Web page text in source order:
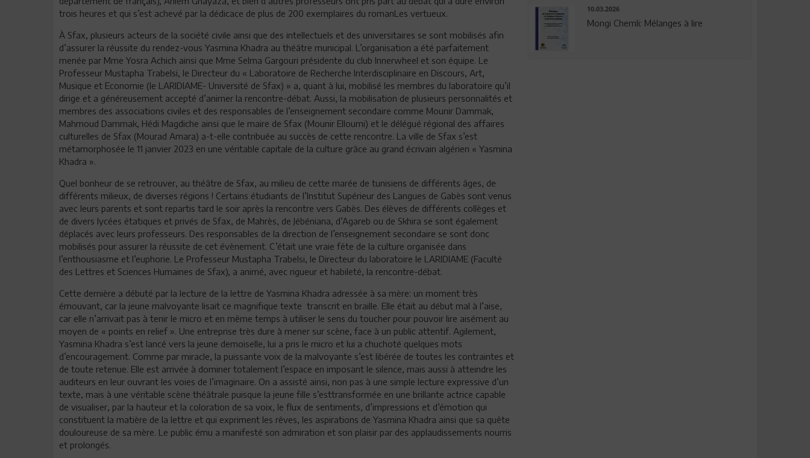
trois heures et qui s’est achevé par la dédicace de plus de 200 exemplaires du romanLes vertueux.
À Sfax, plusieurs acteurs de la société civile ainsi que des intellectuels et des universitaires se sont mobilisés afin
d’assurer la réussite du rendez-vous Yasmina Khadra au théâtre municipal. L’organisation a été parfaitement
menée par Mme Yosra Achich ainsi que Mme Selma Gargouri présidente du club Innerwheel et son équipe. Le
Professeur Mustapha Trabelsi, le Directeur du « Laboratoire de Recherche Interdisciplinaire en Discours, Art,
Musique et Economie (le LARIDIAME- Université de Sfax) » a, quant à lui, mobilisé les membres du laboratoire qu’il
dirige et a généreusement accepté d’animer la rencontre-débat. Aussi, la mobilisation de plusieurs personnalités et
membres des associations civiles et des responsables de l’enseignement secondaire comme Mounir Dammak,
Mahmoud Dammak, Hédi Magdiche ainsi que le maire de Sfax (Mounir Elloumi) et le délégué régional des affaires
culturelles de Sfax (Mourad Amara) a-t-elle contribuée au succès de cette rencontre. La ville de Sfax s’est
métamorphosée le 11 janvier 2023 en une véritable capitale de la culture grâce au grand écrivain algérien « Yasmina
Khadra ».
Quel bonheur de se retrouver, au théâtre de Sfax, au milieu de cette marée de tunisiens de différents âges, de
différents milieux, de diverses régions ! Certains étudiants de l’Institut Supérieur des Langues de Gabès sont venus
avec leurs parents et sont repartis tard le soir après la rencontre vers Gabès. Des élèves de différents collèges et
de divers lycées étatiques et privés de Sfax, de Mahrès, de Jébéniana, d’Agareb ou de Skhira se sont également
déplacés avec leurs professeurs. Des responsables de la direction de l’enseignement secondaire se sont donc
mobilisés pour assurer la réussite de cet évènement. C’était une vraie fête de la culture organisée dans
l’enthousiasme et l’euphorie. Le Professeur Mustapha Trabelsi, le Directeur du laboratoire le LARIDIAME (Faculté
des Lettres et Sciences Humaines de Sfax), a animé, avec rigueur et habileté, la rencontre-débat.
Cette dernière a débuté par la lecture de la lettre de Yasmina Khadra adressée à sa mère: un moment très
émouvant, car la jeune malvoyante lisait ce magnifique texte transcrit en braille. Elle était au début mal à l’aise,
car elle n’arrivait pas à tenir le micro et en même temps à utiliser le sens du toucher pour pouvoir lire aisément au
moyen de « points en relief ». Une entreprise très dure à mener sur scène, face à un public attentif. Agilement,
Yasmina Khadra s’est lancé vers la jeune demoiselle, lui a pris le micro et lui a chuchoté quelques mots
d’encouragement. Comme par miracle, la puissante voix de la malvoyante s’est libérée de toutes les contraintes et
de toute retenue. Elle est arrivée à dominer totalement l’espace en imposant le silence, mais aussi à atteindre les
auditeurs en leur ouvrant les voies de l’imaginaire. On a assisté ainsi, non pas à une simple lecture expressive d’un
texte, mais à une véritable scène théâtrale puisque la jeune fille s’esttransformée en une brillante actrice capable
de visualiser, par la hauteur et la coloration de sa voix, le flux de sentiments, d’impressions et d’émotion qui
constituent la matière de la lettre et qui expriment les rêves, les aspirations de Yasmina Khadra ainsi que sa quête
douloureuse de sa mère. Le public ému a manifesté son admiration et son plaisir par des applaudissements nourris
et prolongés.
10.03.2026
Mongi Chemli: Mélanges à lire